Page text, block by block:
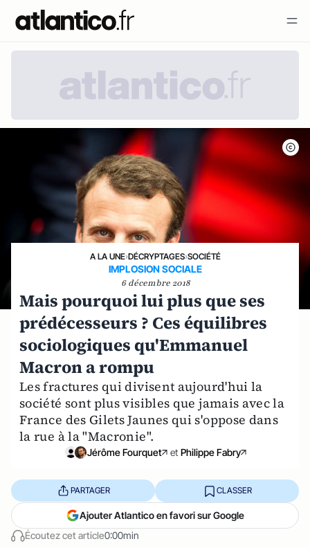
A LA UNE›DÉCRYPTAGES›SOCIÉTÉ
IMPLOSION SOCIALE
6 décembre 2018
Mais pourquoi lui plus que ses
prédécesseurs ? Ces équilibres
sociologiques qu'Emmanuel
Macron a rompu
Les fractures qui divisent aujourd'hui la
société sont plus visibles que jamais avec la
France des Gilets Jaunes qui s'oppose dans
la rue à la "Macronie".
Jérôme Fourquet et Philippe Fabry
Écoutez cet article0:00min
PARTAGER CLASSER
Ajouter Atlantico en favori sur Google